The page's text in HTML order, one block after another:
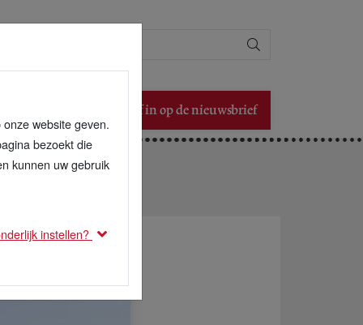
Schrijf in op de nieuwsbrief
website geven.
bezoekt die
kunnen uw gebruik
instellen?